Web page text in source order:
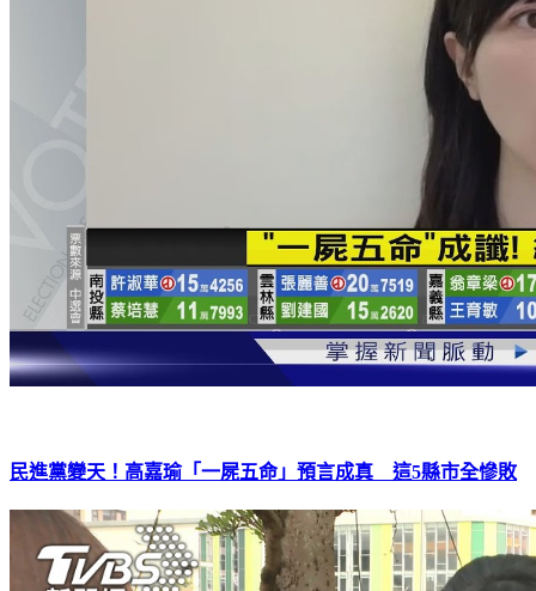
民進黨變天！高嘉瑜「一屍五命」預言成真 這5縣市全慘敗